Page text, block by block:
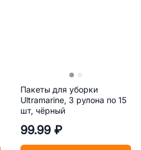
Пакеты для уборки
Ultramarine, 3 рулона по 15
шт, чёрный
99.99 ₽